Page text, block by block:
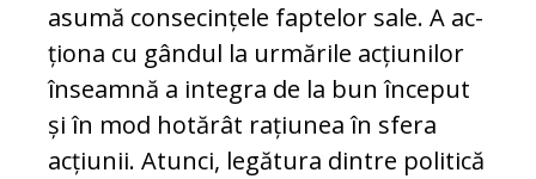
asumă consecințele faptelor sale. A ac­
ționa cu gândul la urmările acțiunilor
înseamnă a integra de la bun început
și în mod ho­tărât rațiunea în sfera
acțiunii. Atunci, le­gătura dintre politică